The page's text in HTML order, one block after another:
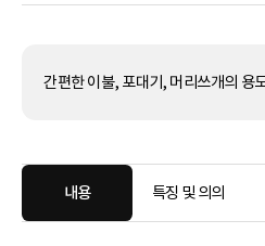
간편한 이불, 포대기, 머리쓰개의 용
내용 특징 및 의의